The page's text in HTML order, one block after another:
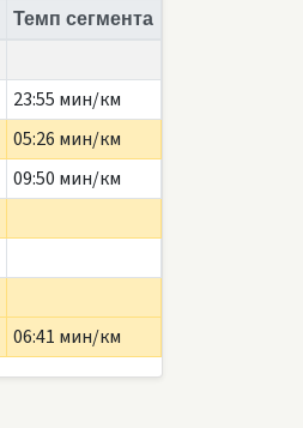
Темп сегмента
23:55 мин/км
05:26 мин/км
09:50 мин/км
06:41 мин/км